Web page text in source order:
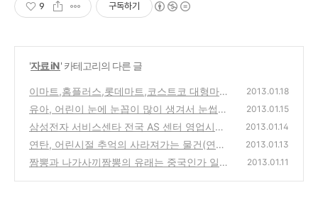
9 구독하기
'자료 iN' 카테고리의 다른 글
이마트,홈플러스,롯데마트,코스트코 대형마트
2013년 1월 휴무일 (수요일과 일요일 강제,자
율 휴점일 소식 안내)
(0)
2013.01.18
유아, 어린이 눈에 눈꼽이 많이 생겨서 눈썹이
달라붙은 경우의 바이러스 유행성 눈병 치료방
법
(2)
2013.01.15
삼성전자 서비스센타 전국 AS 센터 영업시간
과 연락처 정보
(4)
2013.01.14
연탄, 어린시절 추억의 사라져가는 물건(연탄
배달, 지게, 연탄집게, 연탄광)
(0)
2013.01.13
짬뽕과 나가사끼짬뽕의 유래는 중국인가 일본
2013.01.11